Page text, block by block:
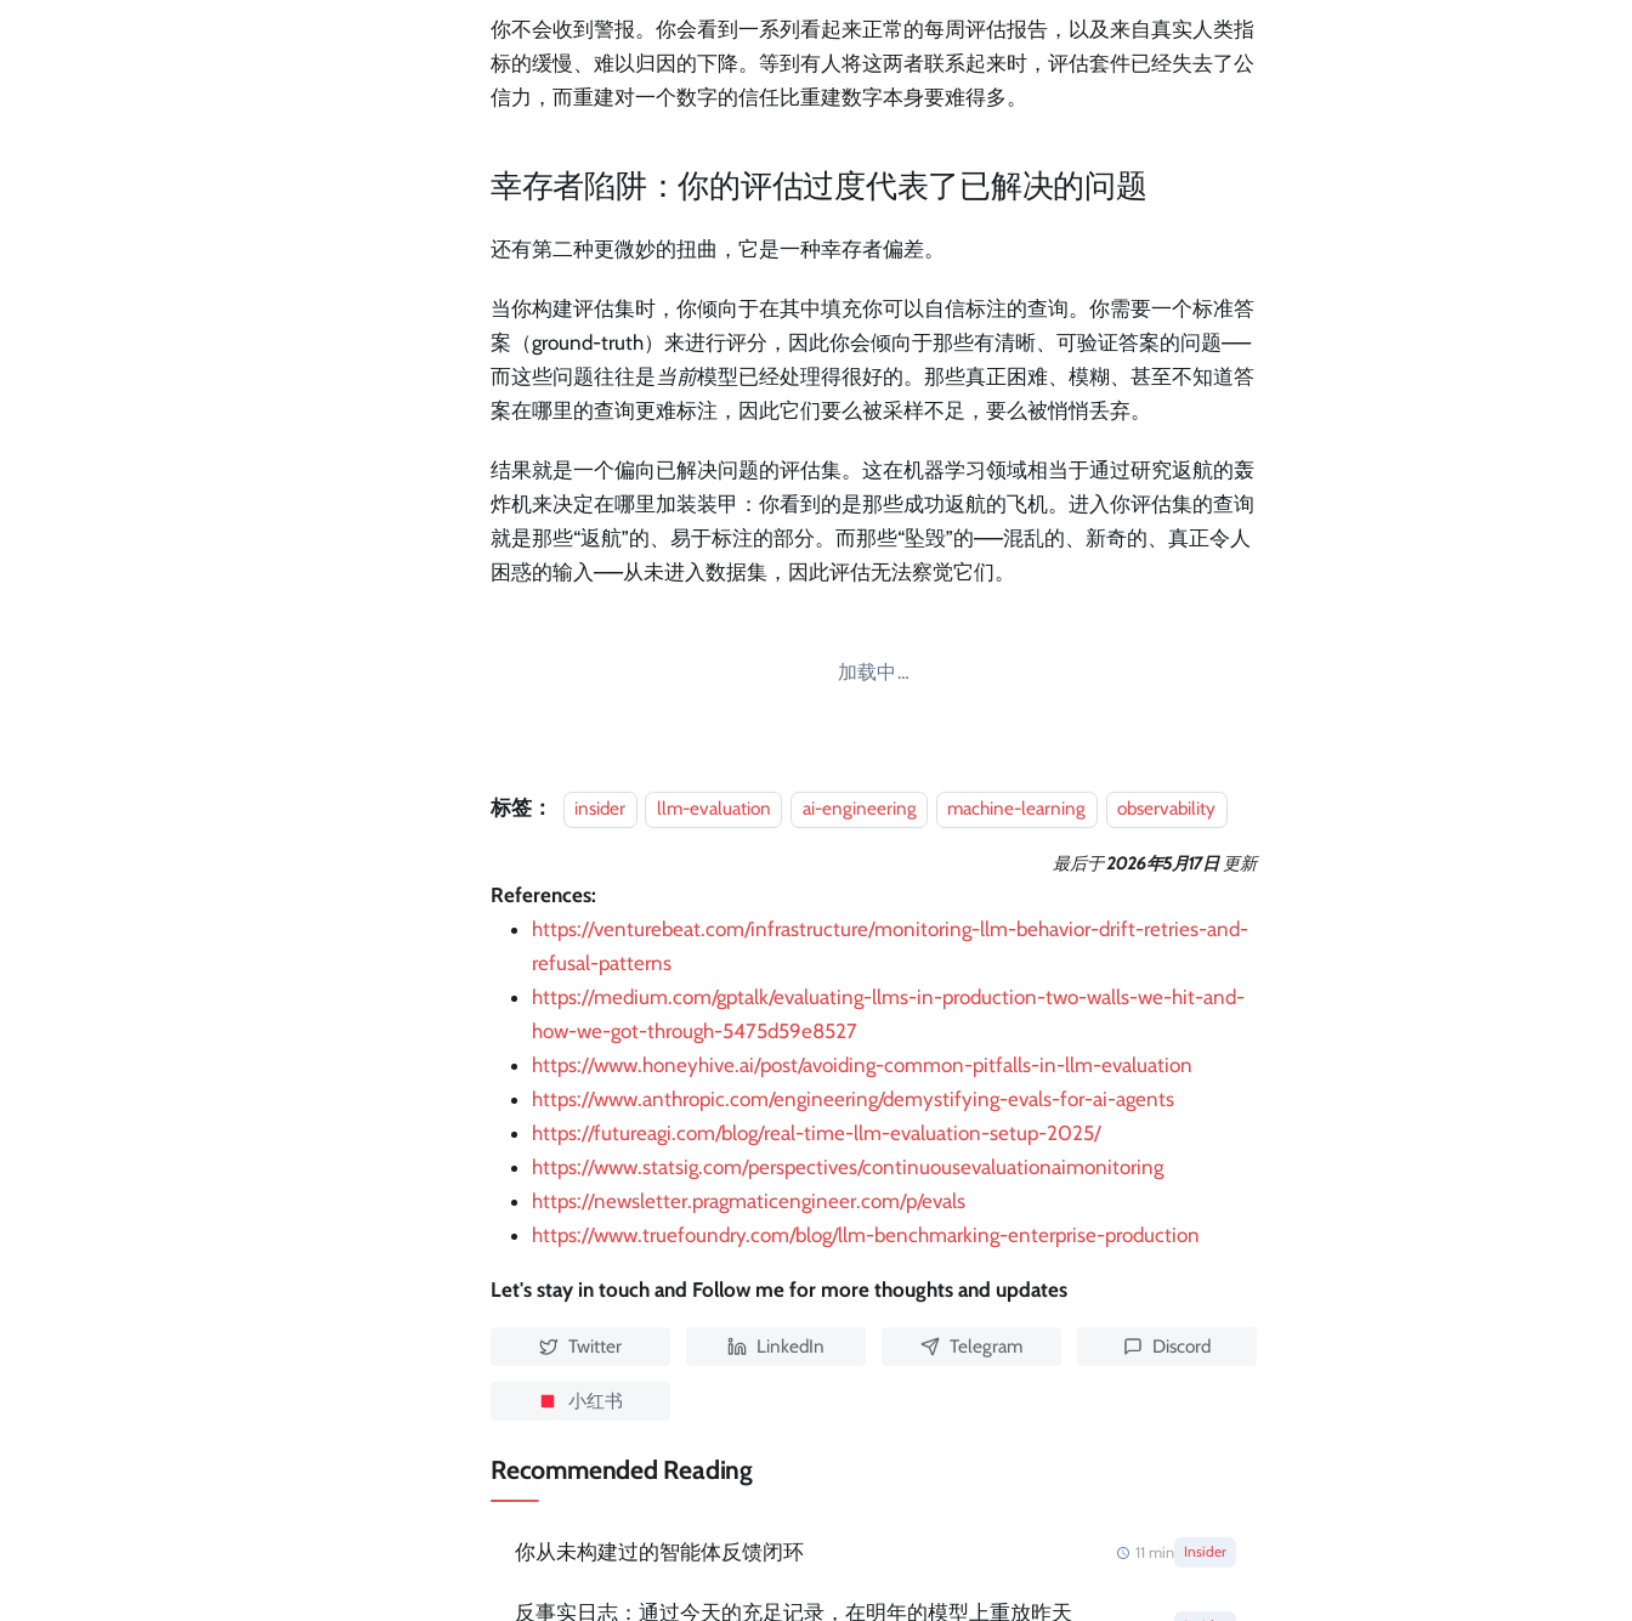
你不会收到警报。你会看到一系列看起来正常的每周评估报告，以及来自真实人类指
标的缓慢、难以归因的下降。等到有人将这两者联系起来时，评估套件已经失去了公
信力，而重建对一个数字的信任比重建数字本身要难得多。
幸存者陷阱：你的评估过度代表了已解决的问题
还有第二种更微妙的扭曲，它是一种幸存者偏差。
当你构建评估集时，你倾向于在其中填充你可以自信标注的查询。你需要一个标准答
案（ground-truth）来进行评分，因此你会倾向于那些有清晰、可验证答案的问题——
而这些问题往往是 当前模型已经处理得很好的。那些真正困难、模糊、甚至不知道答
案在哪里的查询更难标注，因此它们要么被采样不足，要么被悄悄丢弃。
结果就是一个偏向已解决问题的评估集。这在机器学习领域相当于通过研究返航的轰
炸机来决定在哪里加装装甲：你看到的是那些成功返航的飞机。进入你评估集的查询
就是那些“返航”的、易于标注的部分。而那些“坠毁”的——混乱的、新奇的、真正令人
困惑的输入——从未进入数据集，因此评估无法察觉它们。
加载中…
标签： insider llm-evaluation ai-engineering machine-learning observability
最后于2026年5月17日 更新
References:
https://venturebeat.com/infrastructure/monitoring-llm-behavior-drift-retries-and-
refusal-patterns
https://medium.com/gptalk/evaluating-llms-in-production-two-walls-we-hit-and-
how-we-got-through-5475d59e8527
https://www.honeyhive.ai/post/avoiding-common-pitfalls-in-llm-evaluation
https://www.anthropic.com/engineering/demystifying-evals-for-ai-agents
https://futureagi.com/blog/real-time-llm-evaluation-setup-2025/
https://www.statsig.com/perspectives/continuousevaluationaimonitoring
https://newsletter.pragmaticengineer.com/p/evals
https://www.truefoundry.com/blog/llm-benchmarking-enterprise-production
Let's stay in touch and Follow me for more thoughts and updates
Twitter LinkedIn Telegram Discord
小红书
Recommended Reading
你从未构建过的智能体反馈闭环 11 min Insider
反事实日志：通过今天的充足记录，在明年的模型上重放昨天